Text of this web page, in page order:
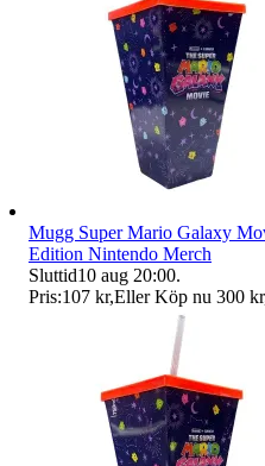
Mugg Super Mario Galaxy
Edition Nintendo Merch
Sluttid10 aug 20:00.
Pris:107 kr,Eller Köp nu 300 kr